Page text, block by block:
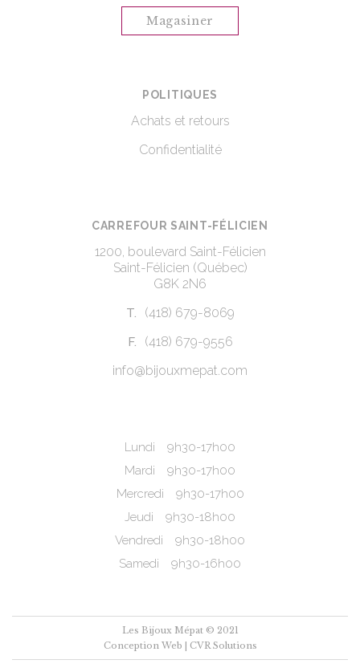
Magasiner
POLITIQUES
Achats et retours
Confidentialité
CARREFOUR SAINT-FÉLICIEN
1200, boulevard Saint-Félicien
Saint-Félicien (Québec)
G8K 2N6
T. (418) 679-8069
F.
(418) 679-9556
info@bijouxmepat.com
Lundi
9h30-17h00
Mardi
9h30-17h00
Mercredi
9h30-17h00
Jeudi
9h30-18h00
Vendredi
9h30-18h00
Samedi
9h30-16h00
Les Bijoux Mépat © 2021
Conception Web | CVR Solutions